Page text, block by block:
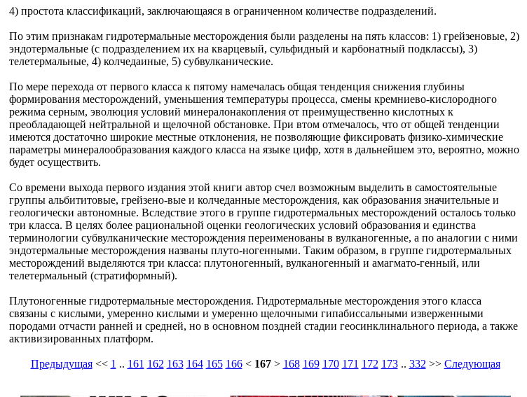
4) простота классификаций, заключающаяся в ограниченном количестве подразделений.
По этим признакам гидротермальные месторождения были разделены на пять классов: 1) грейзеновые, 2)
эндотермальные (с подразделением их на кварцевый, сульфидный и карбонатный подклассы), 3)
телетермальные, 4) колчедаиные, 5) субвулканические.
По мере перехода от первого класса к пятому намечалась общая тенденция снижения глубины
формирования месторождений, уменьшения температуры процесса, смены кремниево-кислородного
режима серным, эволюция условий минералонакопления от преимущественно кислотных к
преобладающей нейтральной и щелочной обстановке. При втом отмечалось, что от общей тенденции
имеются достаточно широкие местные отклонения, не позволяющие фиксировать физико-химические
параметры минералообразования каждого класса на языке цифр, хотя в дальнейшем это, вероятно, можно
будет осуществить.
Со времени выхода первого издания этой книги автор счел возможным выделить в самостоятельные
группы альбититовые, грейзено-вые и колчеданные месторождения, как образования значительные и
геологически автономные. Вследствие этого в группе гидротермальных месторождений осталось только
три класса. В целях более рациональной оценки геологических условий образования и единства
терминологии субвулканические месторождения переименованы в вулканогенные, а по аналогии с ними
эндотермальные месторождения названы плуто-ногенными. Таким образом, в группе гидротермальных
месторождений выделяются три класса: плутоногенный, вулканогенный и амагмато-генный, или
телетермальный (стратиформный).
Плутоногенные гидротермальные месторождения. Гидротермальные месторождения этого класса
связаны с кислыми, умеренно кислыми и умеренно щелочными гипабиссальными изверженными
породами отчасти ранней и средней, но в основном поздней стадии геосинклинального периода, а также
активизированных платформ.
Предыдущая<< 1 .. 161 162 163 164 165 166< 167> 168 169 170 171 172 173.. 332 >> Следующая